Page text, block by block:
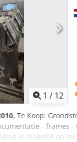
1 / 12
, Te Koop:
- frames
is mogelijk op